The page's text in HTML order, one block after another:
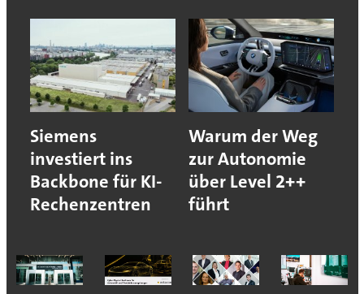
Siemens
investiert ins
Backbone für KI-
Rechenzentren
Warum der Weg
zur Autonomie
über Level 2++
führt